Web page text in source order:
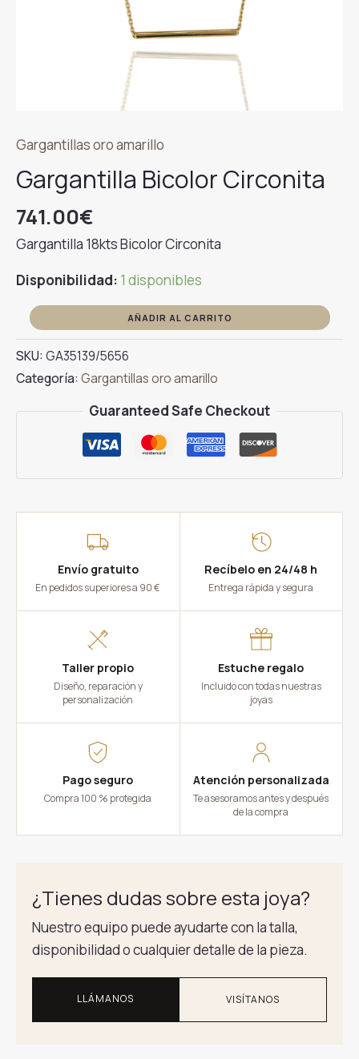
Gargantillas oro amarillo
Gargantilla Bicolor Circonita
741.00€
Gargantilla 18kts Bicolor Circonita
Disponibilidad: 1 disponibles
Gargantilla
Bicolor
Circonita
cantidad
AÑADIR AL CARRITO
SKU:GA35139/5656
Categoría:Gargantillas oro amarillo
Guaranteed Safe Checkout
Envío gratuito
En pedidos superiores a 90 €
Recíbelo en 24/48 h
Entrega rápida y segura
Taller propio
Diseño, reparación y
personalización
Estuche regalo
Incluido con todas nuestras
joyas
Pago seguro
Compra 100 % protegida
Atención personalizada
Te asesoramos antes y después
de la compra
¿Tienes dudas sobre esta joya?
Nuestro equipo puede ayudarte con la talla,
disponibilidad o cualquier detalle de la pieza.
LLÁMANOS VISÍTANOS